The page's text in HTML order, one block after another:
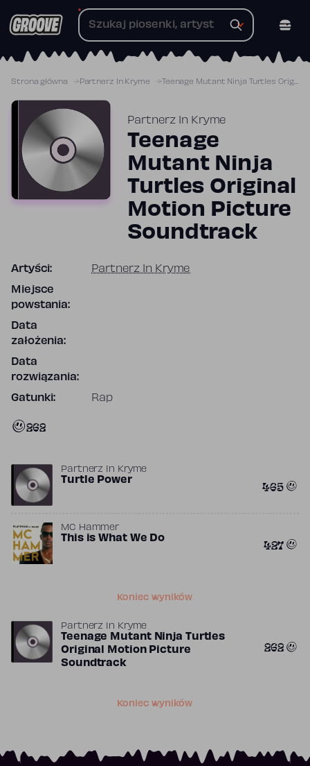
do
Strona główna Partnerz In Kryme Teenage Mutant Ninja Turtles Original Motion Picture Soundtrack
Partnerz In Kryme
Teenage
Mutant Ninja
Turtles Original
Motion Picture
Soundtrack
Artyści: Partnerz In Kryme
Miejsce
powstania:
Data
założenia:
Data
rozwiązania:
Gatunki: Rap
262
Partnerz In Kryme
Turtle Power 465
MC Hammer
This is What We Do 427
Koniec wyników
Partnerz In Kryme
Teenage Mutant Ninja Turtles
Original Motion Picture
Soundtrack
262
Koniec wyników